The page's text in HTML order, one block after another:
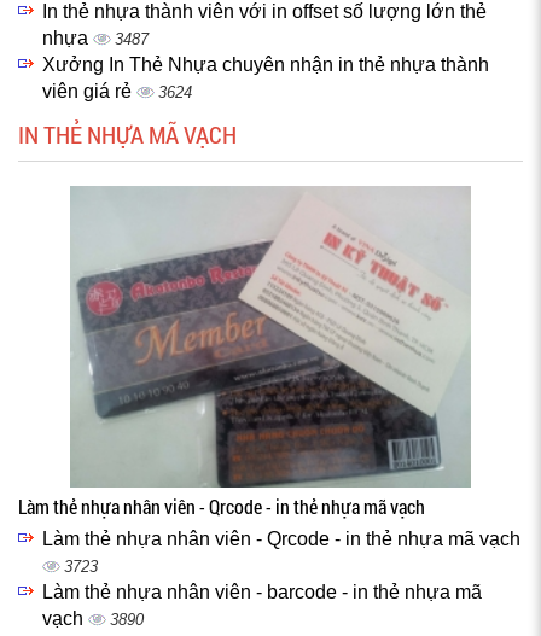
In thẻ nhựa thành viên với in offset số lượng lớn thẻ
nhựa
3487
Xưởng In Thẻ Nhựa chuyên nhận in thẻ nhựa thành
viên giá rẻ
3624
IN THẺ NHỰA MÃ VẠCH
Làm thẻ nhựa nhân viên - Qrcode - in thẻ nhựa mã vạch
Làm thẻ nhựa nhân viên - Qrcode - in thẻ nhựa mã vạch
3723
Làm thẻ nhựa nhân viên - barcode - in thẻ nhựa mã
vạch
3890